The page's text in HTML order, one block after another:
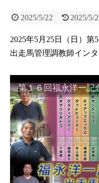
2025/5/22 2025/5/
2025年5月25日（日）第
出走馬管理調教師イン